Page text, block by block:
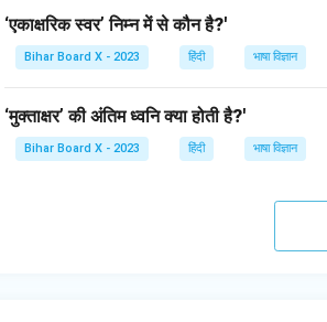
‘एकाक्षरिक स्वर’ निम्न में से कौन है?'
Bihar Board X - 2023 हिंदी भाषा विज्ञान
‘मुक्ताक्षर’ की अंतिम ध्वनि क्या होती है?'
Bihar Board X - 2023 हिंदी भाषा विज्ञान